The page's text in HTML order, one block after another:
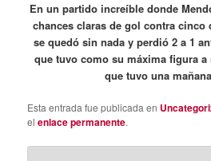
En un partido increíble donde
chances claras de gol contra cinco
se quedó sin nada y perdió 2 a 1
que tuvo como su máxima figura a
que tuvo una
Esta entrada fue publicada en
elenlace permanente.